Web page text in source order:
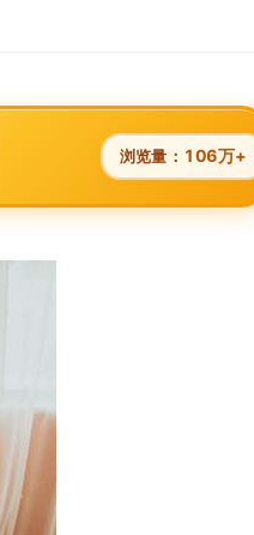
浏览量： 106万+